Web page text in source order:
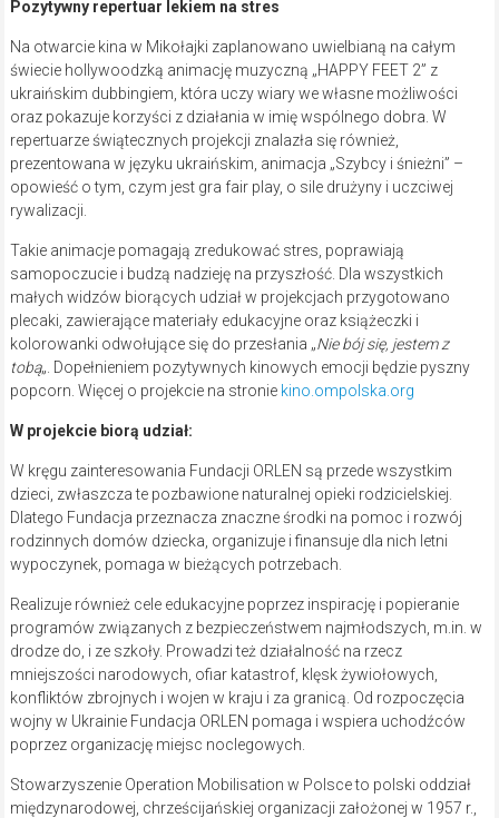
Pozytywny repertuar lekiem na stres
Na otwarcie kina w Mikołajki zaplanowano uwielbianą na całym
świecie hollywoodzką animację muzyczną „HAPPY FEET 2” z
ukraińskim dubbingiem, która uczy wiary we własne możliwości
oraz pokazuje korzyści z działania w imię wspólnego dobra. W
repertuarze świątecznych projekcji znalazła się również,
prezentowana w języku ukraińskim, animacja „Szybcy i śnieżni” –
opowieść o tym, czym jest gra fair play, o sile drużyny i uczciwej
rywalizacji.
Takie animacje pomagają zredukować stres, poprawiają
samopoczucie i budzą nadzieję na przyszłość. Dla wszystkich
małych widzów biorących udział w projekcjach przygotowano
plecaki, zawierające materiały edukacyjne oraz książeczki i
kolorowanki odwołujące się do przesłania „Nie bój się, jestem z
tobą„. Dopełnieniem pozytywnych kinowych emocji będzie pyszny
popcorn. Więcej o projekcie na stronie kino.ompolska.org
W projekcie biorą udział:
W kręgu zainteresowania Fundacji ORLEN są przede wszystkim
dzieci, zwłaszcza te pozbawione naturalnej opieki rodzicielskiej.
Dlatego Fundacja przeznacza znaczne środki na pomoc i rozwój
rodzinnych domów dziecka, organizuje i finansuje dla nich letni
wypoczynek, pomaga w bieżących potrzebach.
Realizuje również cele edukacyjne poprzez inspirację i popieranie
programów związanych z bezpieczeństwem najmłodszych, m.in. w
drodze do, i ze szkoły. Prowadzi też działalność na rzecz
mniejszości narodowych, ofiar katastrof, klęsk żywiołowych,
konfliktów zbrojnych i wojen w kraju i za granicą. Od rozpoczęcia
wojny w Ukrainie Fundacja ORLEN pomaga i wspiera uchodźców
poprzez organizację miejsc noclegowych.
Stowarzyszenie Operation Mobilisation w Polsce to polski oddział
międzynarodowej, chrześcijańskiej organizacji założonej w 1957 r.,